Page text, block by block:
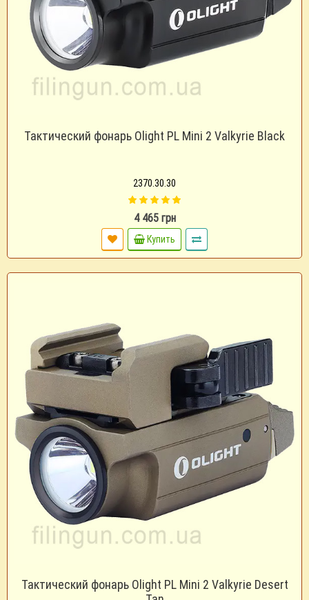
Тактический фонарь Olight PL Mini 2 Valkyrie Black
2370.30.30
4 465 грн
Купить
Тактический фонарь Olight PL Mini 2 Valkyrie Desert